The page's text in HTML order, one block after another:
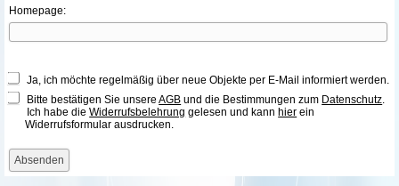
Homepage:
Ja, ich möchte regelmäßig über neue Objekte per E-Mail informiert werden.
Bitte bestätigen Sie unsereAGB und die Bestimmungen zum Datenschutz.
Ich habe dieWiderrufsbelehrung gelesen und kann hier ein
Widerrufsformular ausdrucken.